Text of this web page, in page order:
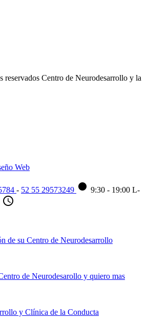
reservados Centro de Neurodesarrollo y la
Web
- 52 55 29573249 fiber_manual_record 9:30 - 19:00 L-
schedule
de su Centro de Neurodesarrollo
de Neurodesarollo y quiero mas